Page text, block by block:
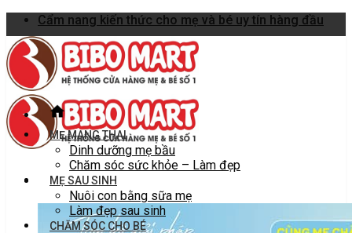
Skip
to
content
Cẩm nang kiến thức cho mẹ và bé uy tín hàng đầu
MẸ MANG THAI
Dinh dưỡng mẹ bầu
Chăm sóc sức khỏe – Làm đẹp
MẸ SAU SINH
Nuôi con bằng sữa mẹ
Làm đẹp sau sinh
CHĂM SÓC CHO BÉ